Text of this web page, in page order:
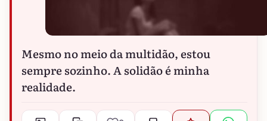
Mesmo no meio da multidão, estou
sempre sozinho. A solidão é minha
realidade.